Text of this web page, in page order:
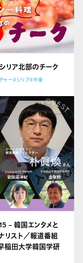
ア北部のチーク
ャー#シリア#中東
– 韓国エンタメと
リスト／報道番組
稲田大学韓国学研